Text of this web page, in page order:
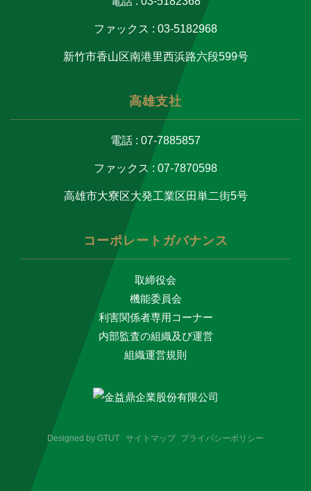
ファックス : 03-5182968
新竹市香山区南港里西浜路六段599号
高雄支社
電話 : 07-7885857
ファックス : 07-7870598
高雄市大寮区大発工業区田単二街5号
コーポレートガバナンス
取締役会
機能委員会
利害関係者専用コーナー
内部監査の組織及び運営
組織運営規則
Designed by GTUT サイトマップ プライバシーポリシー